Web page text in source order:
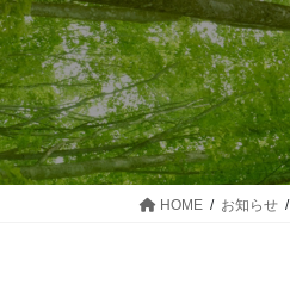
ッ
プ
移
動
HOME お知らせ